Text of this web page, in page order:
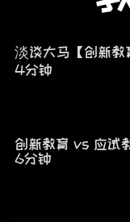
淡谈大马【创新
4分钟
创新教育 vs 应试
6分钟